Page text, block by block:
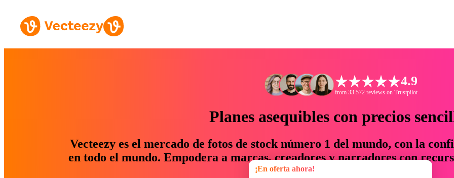
4.9
from 33.572 reviews on Trustpilot
Planes asequibles con precios
Vecteezy es el mercado de fotos de stock número 1 del mundo, con la
en todo el mundo. Empodera a marcas, creadores y narradores con
un 76 % en tiempo y presupuesto.
¡En oferta ahora!